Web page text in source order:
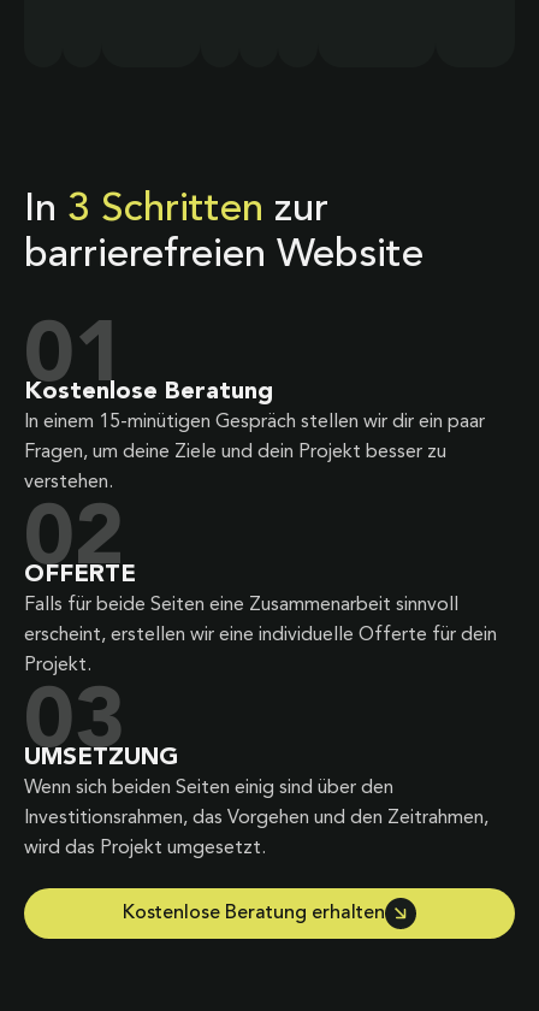
In 3 Schritten zur
barrierefreien Website
01
Kostenlose Beratung
In einem 15-minütigen Gespräch stellen wir dir ein paar
Fragen, um deine Ziele und dein Projekt besser zu
verstehen.
02
OFFERTE
Falls für beide Seiten eine Zusammenarbeit sinnvoll
erscheint, erstellen wir eine individuelle Offerte für dein
Projekt.
03
UMSETZUNG
Wenn sich beiden Seiten einig sind über den
Investitionsrahmen, das Vorgehen und den Zeitrahmen,
wird das Projekt umgesetzt.
Kostenlose Beratung erhalten